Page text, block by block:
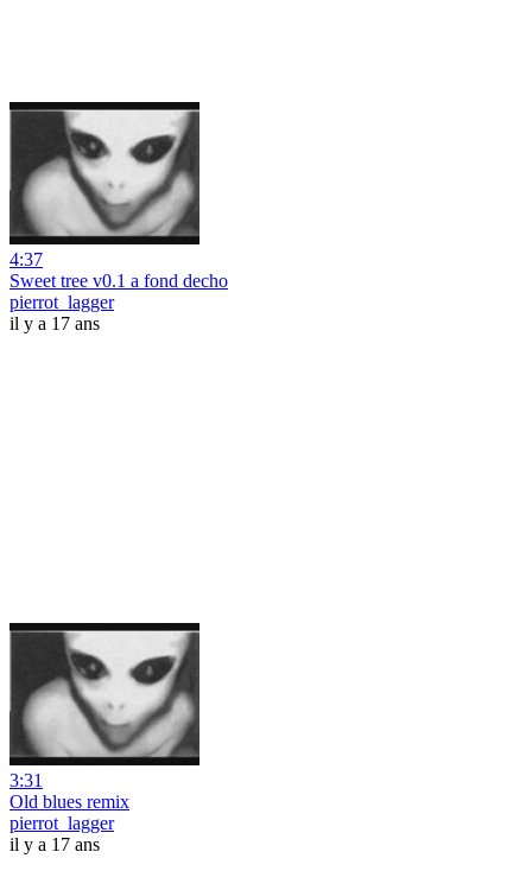
4:37
Sweet tree v0.1 a fond decho
pierrot_lagger
il y a 17 ans
3:31
Old blues remix
pierrot_lagger
il y a 17 ans